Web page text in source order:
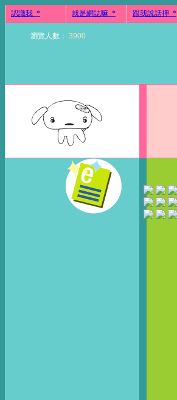
瀏覽人數： 3900
認識我_* 就是網誌嘛_* 跟我說話押_*